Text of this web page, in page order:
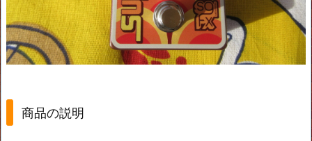
商品の説明